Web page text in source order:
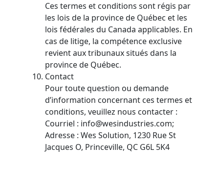
Ces termes et conditions sont régis par
les lois de la province de Québec et les
lois fédérales du Canada applicables. En
cas de litige, la compétence exclusive
revient aux tribunaux situés dans la
province de Québec.
Contact
Pour toute question ou demande
d’information concernant ces termes et
conditions, veuillez nous contacter :
Courriel : info@wesindustries.com;
Adresse : Wes Solution, 1230 Rue St
Jacques O, Princeville, QC G6L 5K4